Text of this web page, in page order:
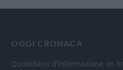
OGGI CRONACA
Quotidiano d'informazione on